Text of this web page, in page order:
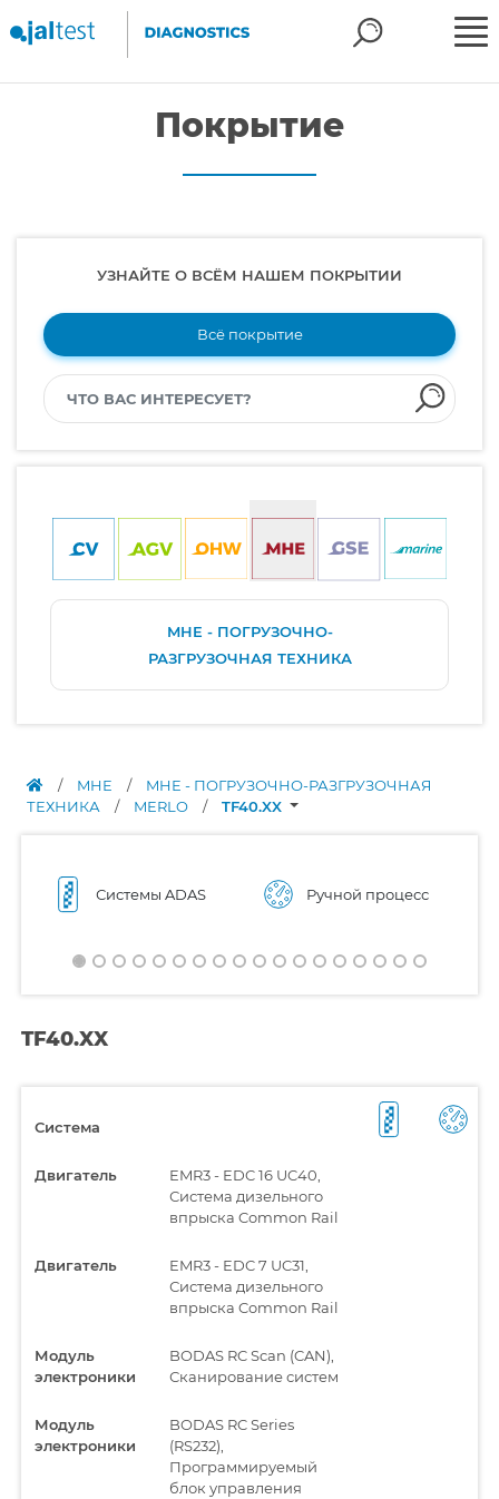
Покрытие
УЗНАЙТЕ О ВСЁМ НАШЕМ ПОКРЫТИИ
Всё покрытие
MHE - ПОГРУЗОЧНО-
РАЗГРУЗОЧНАЯ ТЕХНИКА
/ MHE /
MHE - ПОГРУЗОЧНО-РАЗГРУЗОЧНАЯ
ТЕХНИКА
/ MERLO / TF40.XX
Системы ADAS Ручной процесс
TF40.XX
Система
Двигатель
EMR3 - EDC 16 UC40,
Система дизельного
впрыска Common Rail
Двигатель
EMR3 - EDC 7 UC31,
Система дизельного
впрыска Common Rail
Модуль
электроники
BODAS RC Scan (CAN),
Сканирование систем
Модуль
электроники
BODAS RC Series
(RS232),
Программируемый
блок управления